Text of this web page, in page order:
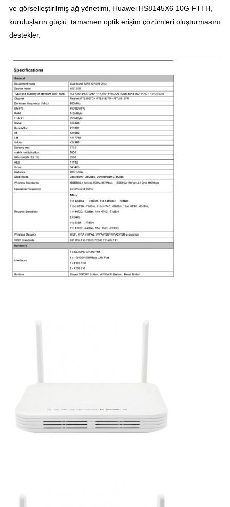
ve görselleştirilmiş ağ yönetimi, Huawei HS8145X6 10G FTTH,
kuruluşların güçlü, tamamen optik erişim çözümleri oluşturmasını
destekler.